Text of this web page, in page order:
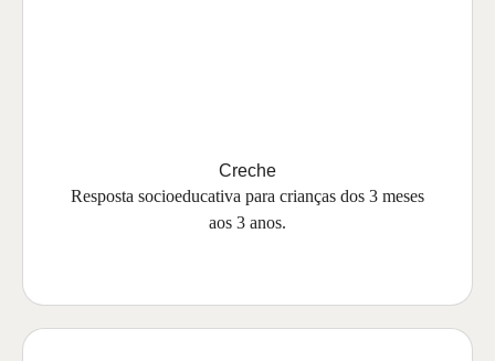
Creche
Resposta socioeducativa para crianças dos 3 meses
aos 3 anos.